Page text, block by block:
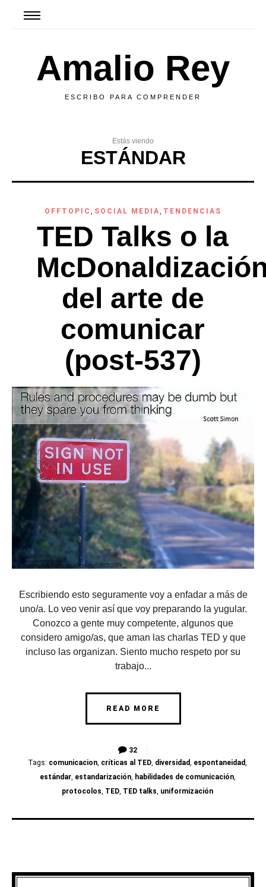
Amalio Rey
ESCRIBO PARA COMPRENDER
Estás viendo
ESTÁNDAR
OFFTOPIC , SOCIAL MEDIA, TENDENCIAS
TED Talks o la
del arte de
comunicar
(post-537)
Escribiendo esto seguramente voy a enfadar a más de
uno/a. Lo veo venir así que voy preparando la yugular.
Conozco a gente muy competente, algunos que
considero amigo/as, que aman las charlas TED y que
incluso las organizan. Siento mucho respeto por su
trabajo...
READ MORE
32
Tags: comunicacion, críticas al TED, diversidad, espontaneidad,
estándar, estandarización, habilidades de comunicación,
protocolos, TED, TED talks, uniformización